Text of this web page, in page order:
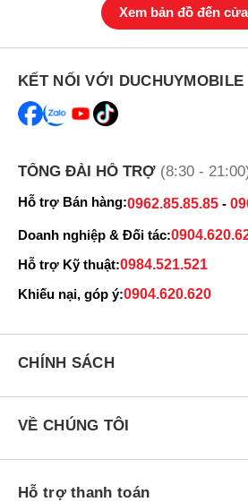
Bảng giá Honor 400 5G
Đánh giá Honor 400 5G 512GB
Honor 400 5G 512GB là một trong
Nam. Chiếc máy này có thể hỗ trợ tối đa
công việc, ngôn ngữ hay là chỉnh sửa
một trải nghiệm cao cấp ở mức giá tầm
Xem bản đồ đến
KẾT NỐI VỚI DUCHUYMOBILE
TỔNG ĐÀI HỖ TRỢ (8:30 -
Hỗ trợ Bán hàng:0962.85.85.85 -
Doanh nghiệp & Đối tác:
Hỗ trợ Kỹ thuật:0984.521.521
Khiếu nại, góp ý:0904.620.620
CHÍNH SÁCH
VỀ CHÚNG TÔI
Hỗ trợ thanh toán